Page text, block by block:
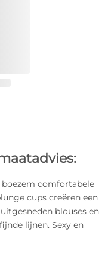
comfortabele
cups creëren een
blouses en
lijnen. Sexy en